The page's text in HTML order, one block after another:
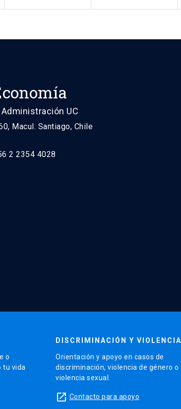
UC
Macul. Santiago, Chile
2 2354 4028
o
tu vida
DISCRIMINACIÓN Y VIOLENCIA
Orientación y apoyo en casos de
discriminación, violencia de género o
violencia sexual.
launch Contacto para apoyo